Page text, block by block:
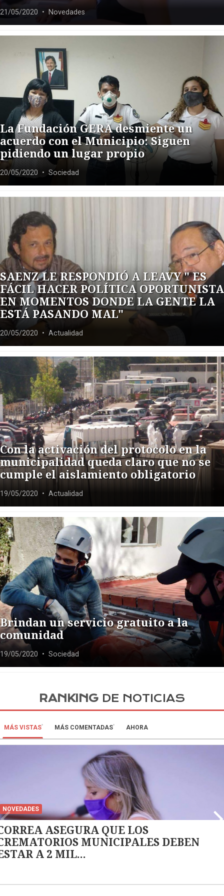
21/05/2020 • Novedades
La Fundación GERA desmiente un
acuerdo con el Municipio: Siguen
pidiendo un lugar propio
20/05/2020 • Sociedad
SAENZ LE RESPONDIÓ A LEAVY " ES
FÁCIL HACER POLÍTICA OPORTUNISTA
EN MOMENTOS DONDE LA GENTE LA
ESTÁ PASANDO MAL"
20/05/2020 • Actualidad
Con la activación del protocolo en la
municipalidad queda claro que no se
cumple el aislamiento obligatorio
19/05/2020 • Actualidad
Brindan un servicio gratuito a la
comunidad
19/05/2020 • Sociedad
RANKING DE NOTICIAS
MÁS VISTAS MÁS COMENTADAS AHORA
NOVEDADES
ASEGURA QUE LOS
MUNICIPALES DEBEN
A 2 MIL...